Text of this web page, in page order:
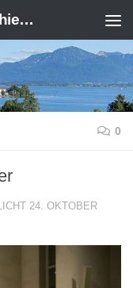
Urlaub am Chiemsee und im Chiemgau
0
24. OKTOBER